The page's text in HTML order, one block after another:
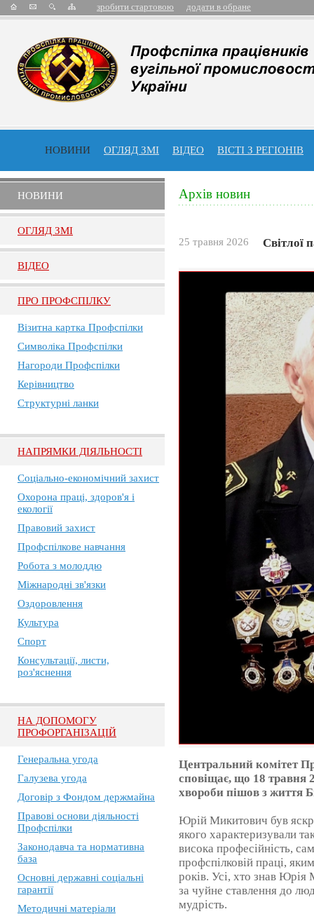
зробити стартовою додати в обране
НОВИНИ ОГЛЯД ЗМІ ВІДЕО ВІСТІ З РЕГІОНІВ
НОВИНИ
ОГЛЯД ЗМI
ВIДЕО
ПРО ПРОФСПIЛКУ
Візитна картка Профспілки
Символіка Профспілки
Нагороди Профспілки
Керівництво
Структурні ланки
НАПРЯМКИ ДІЯЛЬНОСТІ
Соціально-економічний захист
Охорона праці, здоров'я і
екології
Правовий захист
Профспілкове навчання
Робота з молоддю
Міжнародні зв'язки
Оздоровлення
Культура
Спорт
Консультації, листи,
роз'яснення
НА ДОПОМОГУ
ПРОФОРГАНІЗАЦІЙ
Генеральна угода
Галузева угода
Договір з Фондом держмайна
Правові основи діяльності
Профспілки
Законодавча та нормативна
база
Основні державні соціальні
гарантії
Методичні матеріали
Архів новин
25 травня 2026 Світлої
Центральний комітет
сповіщає, що 18 травня
хвороби пішов з життя
Юрій Микитович був
якого характеризували
висока професійність,
профспілковій праці,
років. Усі, хто знав
за чуйне ставлення до
мудрість.